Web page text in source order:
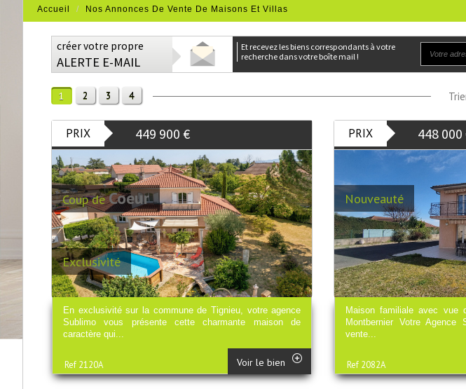
Accueil Nos Annonces De Vente De Maisons Et Villas
créer votre propre
ALERTE E-MAIL
et recevez les biens correspondants à votre
recherche dans votre boîte mail !
1 2 3 4
PRIX 449 900 €
Exclusivité
Coup deCoeur
En exclusivité sur la commune de Tignieu, votre agence
Sublimo vous présente cette charmante maison de
caractère qui...
Ref 2120A Voir le bien
PRIX 448 000
Nouveauté
Maison familiale avec vue
Montbernier Votre
vente...
Ref 2082A